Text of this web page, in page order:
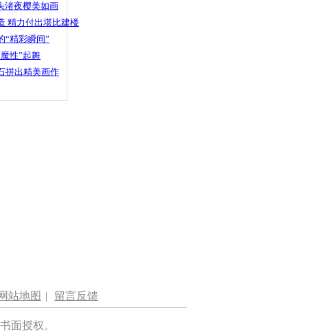
渚夜樱美如画
精力付出堪比建楼
“精彩瞬间”
性”起舞
拼出精美画作
站地图 | 留言反馈
面授权。